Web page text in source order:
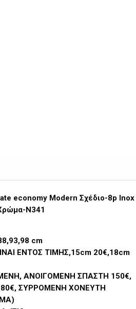
economy Modern Σχέδιο-8p Inox
N341
cm
ΕΝΤΟΣ ΤΙΜΗΣ,15cm 20€,18cm
ΑΝΟΙΓΟΜΕΝΗ ΣΠΑΣΤΗ 150€,
ΣΥΡΡΟΜΕΝΗ ΧΟΝΕΥΤΗ